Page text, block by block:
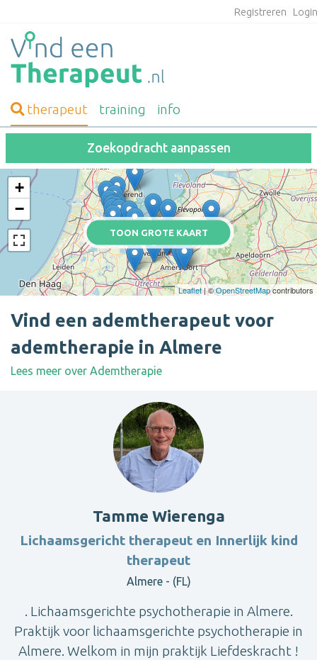
Registreren
therapeut training info
Zoekopdracht aanpassen
TOON GROTE KAART
+
−
Leaflet| ©OpenStreetMapcontributors
Vind een ademtherapeut voor
ademtherapie in Almere
Lees meer over Ademtherapie
Tamme Wierenga
Lichaamsgericht therapeut en Innerlijk kind
therapeut
Almere - (FL)
. Lichaamsgerichte psychotherapie in Almere.
Praktijk voor lichaamsgerichte psychotherapie in
Almere. Welkom in mijn praktijk Liefdeskracht !